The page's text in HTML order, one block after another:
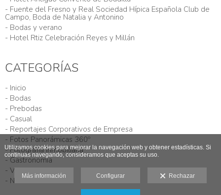
- Fuente del Fresno y Real Sociedad Hípica Española Club de
Campo, Boda de Natalia y Antonino
- Bodas y verano
- Hotel Rtiz Celebración Reyes y Millán
CATEGORÍAS
- Inicio
- Bodas
- Prebodas
- Casual
- Reportajes Corporativos de Empresa
- Fotos Panorámicas 360º
- Fotografía Inmobiliaria
- Gastronomía
- Viajes
- Noticias
Utilizamos cookies para mejorar la navegación web y obtener estadísticas. Si
continuas navegando, consideramos que aceptas su uso.
Más información Configurar Rechazar